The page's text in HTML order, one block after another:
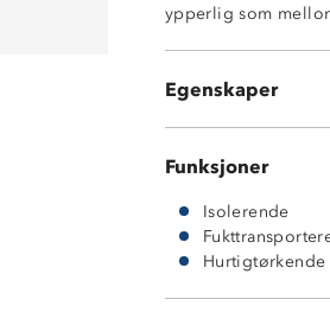
ypperlig som
Egenskaper
Hurtigtørkende
Funksjoner
Isolerende
Hurtigtørkende